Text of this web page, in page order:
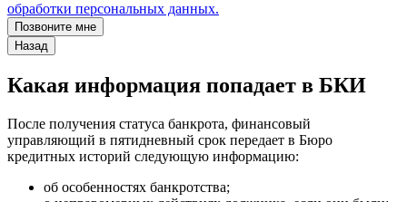
обработки персональных данных.
Позвоните мне
Назад
Какая информация попадает в БКИ
После получения статуса банкрота, финансовый
управляющий в пятидневный срок передает в Бюро
кредитных историй следующую информацию:
об особенностях банкротства;